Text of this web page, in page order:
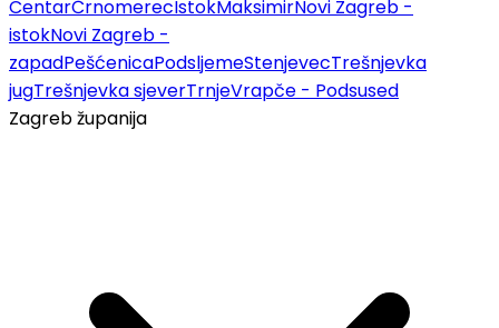
CentarČrnomerecIstokMaksimirNovi Zagreb -
istokNovi Zagreb -
zapadPešćenicaPodsljemeStenjevecTrešnjevka
jugTrešnjevka sjeverTrnjeVrapče - Podsused
Zagreb županija